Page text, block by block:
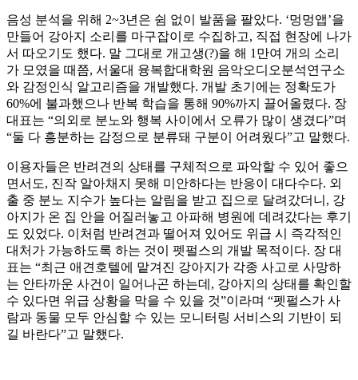
음성 분석을 위해 2~3년은 쉼 없이 발품을 팔았다. ‘멍멍앱’을
만들어 강아지 소리를 마구잡이로 수집하고, 직접 현장에 나가
서 따오기도 했다. 말 그대로 개고생(?)을 해 1만여 개의 소리
가 모였을 때쯤, 서울대 융복합대학원 음악오디오분석연구소
와 감정인식 알고리즘을 개발했다. 개발 초기에는 정확도가
60%에 불과했으나 반복 학습을 통해 90%까지 끌어올렸다. 장
대표는 “의외로 분노와 행복 사이에서 오류가 많이 생겼다”며
“둘 다 흥분하는 감정으로 분류돼 구분이 어려웠다”고 말했다.
이용자들은 반려견의 상태를 구체적으로 파악할 수 있어 좋으
면서도, 진작 알아채지 못해 미안하다는 반응이 대다수다. 외
출 중 분노 지수가 높다는 알림을 받고 집으로 달려갔더니, 강
아지가 온 집 안을 어질러놓고 아파해 병원에 데려갔다는 후기
도 있었다. 이처럼 반려견과 떨어져 있어도 위급 시 즉각적인
대처가 가능하도록 하는 것이 펫펄스의 개발 목적이다. 장 대
표는 “최근 애견호텔에 맡겨진 강아지가 각종 사고로 사망하
는 안타까운 사건이 일어나곤 하는데, 강아지의 상태를 확인할
수 있다면 위급 상황을 막을 수 있을 것”이라며 “펫펄스가 사
람과 동물 모두 안심할 수 있는 모니터링 서비스의 기반이 되
길 바란다”고 말했다.